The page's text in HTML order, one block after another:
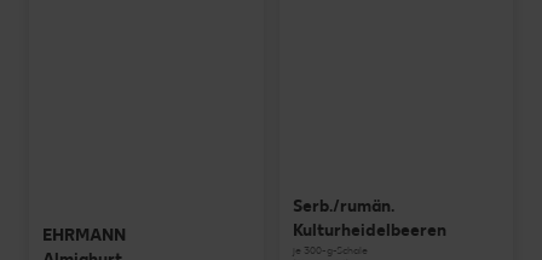
EHRMANN
Serb./rumän.
Kulturheidelbeeren
je 300-g-Schale